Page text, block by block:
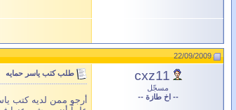
22/09/2009
cxz11
مسجّل
-- اخ طازة --
طلب كتب ياسر حمايه
أرجو ممن لديه كتب